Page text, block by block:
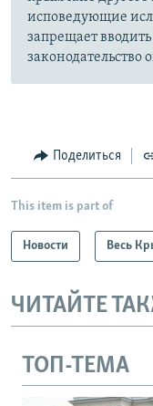
исповедующие
запрещает
законодательство
Поделиться
This item is part of
Новости Весь
ЧИТАЙТЕ
ТОП-ТЕМА